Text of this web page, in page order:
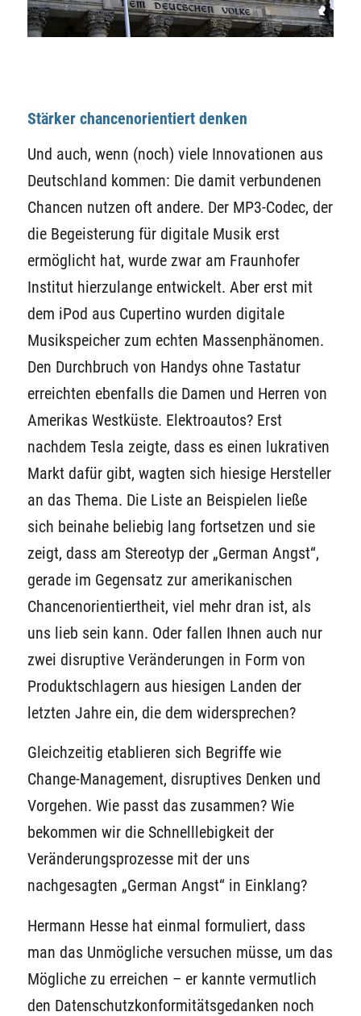
Stärker chancenorientiert denken
Und auch, wenn (noch) viele Innovationen aus
Deutschland kommen: Die damit verbundenen
Chancen nutzen oft andere. Der MP3-Codec, der
die Begeisterung für digitale Musik erst
ermöglicht hat, wurde zwar am Fraunhofer
Institut hierzulange entwickelt. Aber erst mit
dem iPod aus Cupertino wurden digitale
Musikspeicher zum echten Massenphänomen.
Den Durchbruch von Handys ohne Tastatur
erreichten ebenfalls die Damen und Herren von
Amerikas Westküste. Elektroautos? Erst
nachdem Tesla zeigte, dass es einen lukrativen
Markt dafür gibt, wagten sich hiesige Hersteller
an das Thema. Die Liste an Beispielen ließe
sich beinahe beliebig lang fortsetzen und sie
zeigt, dass am Stereotyp der „German Angst“,
gerade im Gegensatz zur amerikanischen
Chancenorientiertheit, viel mehr dran ist, als
uns lieb sein kann. Oder fallen Ihnen auch nur
zwei disruptive Veränderungen in Form von
Produktschlagern aus hiesigen Landen der
letzten Jahre ein, die dem widersprechen?
Gleichzeitig etablieren sich Begriffe wie
Change-Management, disruptives Denken und
Vorgehen. Wie passt das zusammen? Wie
bekommen wir die Schnelllebigkeit der
Veränderungsprozesse mit der uns
nachgesagten „German Angst“ in Einklang?
Hermann Hesse hat einmal formuliert, dass
man das Unmögliche versuchen müsse, um das
Mögliche zu erreichen – er kannte vermutlich
den Datenschutzkonformitätsgedanken noch